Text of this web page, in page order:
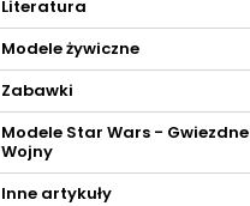
Literatura
Modele żywiczne
Zabawki
Modele Star Wars - Gwiezdne
Wojny
Inne artykuły